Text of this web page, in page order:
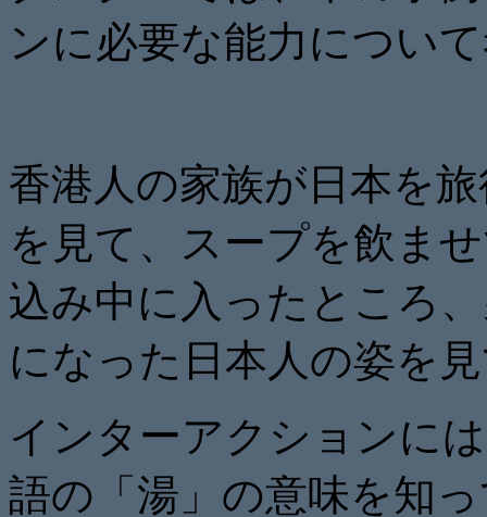
ンに必要な能力につい
香港人の家族が日本を
を見て、スープを飲ま
込み中に入ったところ
になった日本人の姿を
インターアクションに
語の「湯」の意味を知